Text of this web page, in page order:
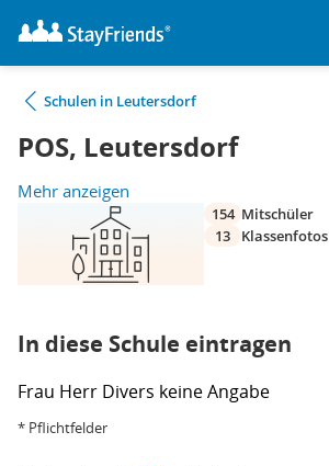
Schulen in Leutersdorf
POS, Leutersdorf
Mehr anzeigen
154 Mitschüler
13
Klassenfotos
In diese Schule eintragen
Frau Herr Divers keine Angabe
* Pflichtfelder